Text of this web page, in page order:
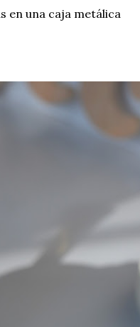
en una caja metálica